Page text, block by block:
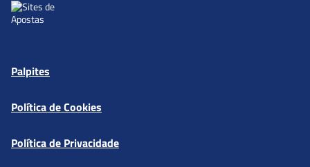
Palpites
Política de Cookies
Política de Privacidade